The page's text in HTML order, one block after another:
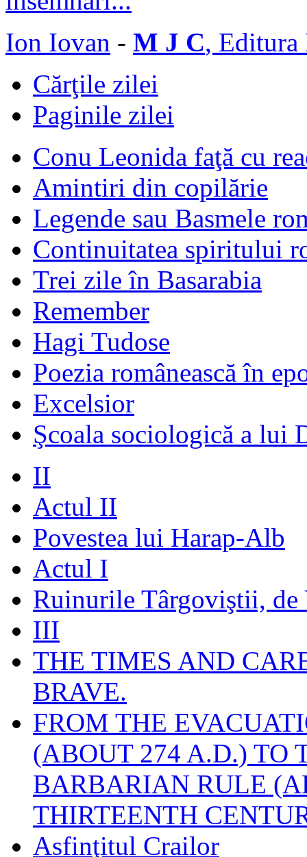
Ion Iovan - M J C, Editura
Cărţile zilei
Paginile zilei
Conu Leonida faţă cu
Amintiri din copilărie
Legende sau Basmele
Continuitatea spiritului
Trei zile în Basarabia
Remember
Hagi Tudose
Poezia românească în
Excelsior
Şcoala sociologică a lui
II
Actul II
Povestea lui Harap-Alb
Actul I
Ruinurile Târgoviştii, de
III
THE TIMES AND
BRAVE.
FROM THE
(ABOUT 274 A.D.) TO
BARBARIAN RULE
THIRTEENTH
Asfinţitul Crailor